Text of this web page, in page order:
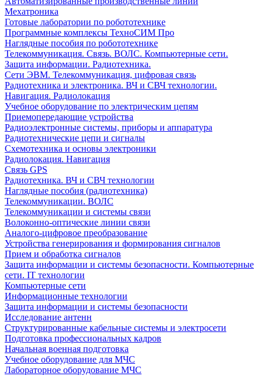
Мехатроника
Готовые лаборатории по робототехнике
Программные комплексы ТехноСИМ Про
Наглядные пособия по робототехнике
Телекоммуникация. Связь. ВОЛС. Компьютерные сети.
Защита информации. Радиотехника.
Сети ЭВМ. Телекоммуникация, цифровая связь
Радиотехника и электроника. ВЧ и СВЧ технологии.
Навигация. Радиолокация
Учебное оборудование по электрическим цепям
Приемопередающие устройства
Радиоэлектронные системы, приборы и аппаратура
Радиотехнические цепи и сигналы
Схемотехника и основы электроники
Радиолокация. Навигация
Связь GPS
Радиотехника. ВЧ и СВЧ технологии
Наглядные пособия (радиотехника)
Телекоммуникации. ВОЛС
Телекоммуникации и системы связи
Волоконно-оптические линии связи
Аналого-цифровое преобразование
Устройства генерирования и формирования сигналов
Прием и обработка сигналов
Защита информации и системы безопасности. Компьютерные
сети. IT технологии
Компьютерные сети
Информационные технологии
Защита информации и системы безопасности
Исследование антенн
Структурированные кабельные системы и электросети
Подготовка профессиональных кадров
Начальная военная подготовка
Учебное оборудование для МЧС
Лабораторное оборудование МЧС